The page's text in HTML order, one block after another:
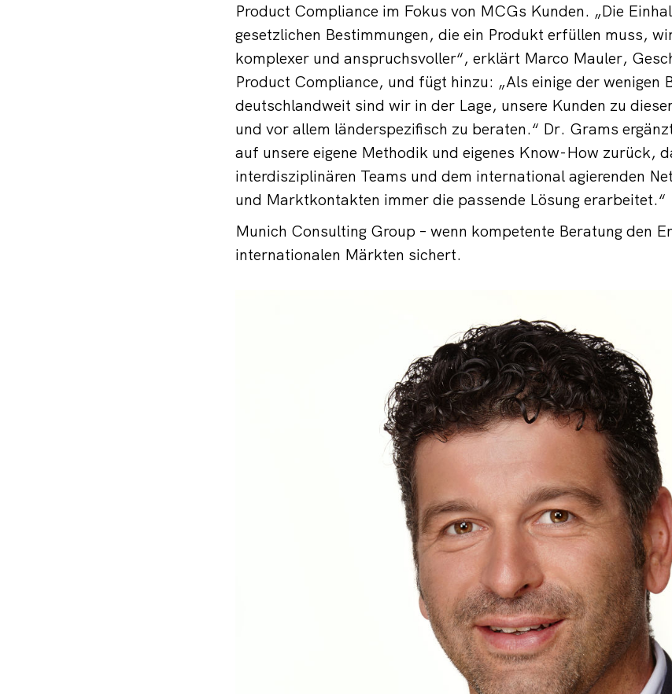
Product Compliance im Fokus von MCGs Kunden. „Die
gesetzlichen Bestimmungen, die ein Produkt erfüllen muss,
komplexer und anspruchsvoller“, erklärt Marco Mauler,
Product Compliance, und fügt hinzu: „Als einige der wenigen
deutschlandweit sind wir in der Lage, unsere Kunden zu
und vor allem länderspezifisch zu beraten.“ Dr. Grams
auf unsere eigene Methodik und eigenes Know-How zurück,
interdisziplinären Teams und dem international agierenden
und Marktkontakten immer die passende Lösung erarbeitet.“
Munich Consulting Group – wenn kompetente Beratung den
internationalen Märkten sichert.